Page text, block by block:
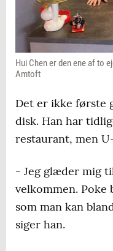
Hui Chen er den ene af to
Amtoft
Det er ikke første
disk. Han har
restaurant, men
- Jeg glæder mig
velkommen. Poke
som man kan
siger han.